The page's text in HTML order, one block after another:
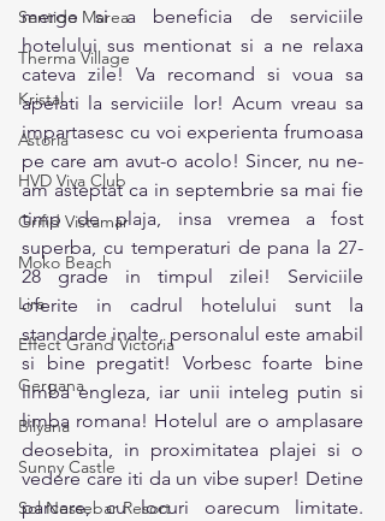
Sentido Marea
Therma Village
Kristal
Astoria
HVD Viva Club
Grifid Vistamar
Moko Beach
Lira
Effect Grand Victoria
Gergana
Bilyana
Sunny Castle
Sol Nessebar Resort
merge si a beneficia de serviciile
hotelului sus mentionat si a ne relaxa
cateva zile! Va recomand si voua sa
apelati la serviciile lor! Acum vreau sa
impartasesc cu voi experienta frumoasa
pe care am avut-o acolo! Sincer, nu ne-
am asteptat ca in septembrie sa mai fie
timp de plaja, insa vremea a fost
superba, cu temperaturi de pana la 27-
28 grade in timpul zilei! Serviciile
oferite in cadrul hotelului sunt la
standarde inalte, personalul este amabil
si bine pregatit! Vorbesc foarte bine
limba engleza, iar unii inteleg putin si
limba romana! Hotelul are o amplasare
deosebita, in proximitatea plajei si o
vedere care iti da un vibe super! Detine
parcare, cu locuri oarecum limitate.